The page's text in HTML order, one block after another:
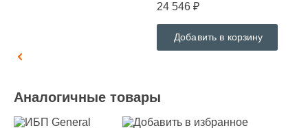
24 546 ₽
Добавить в корзину
Аналогичные товары